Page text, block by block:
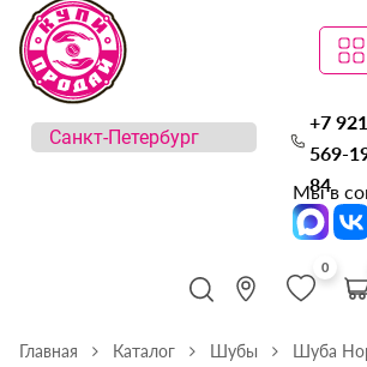
+7 921
569-
84
Мы в
0
Главная Каталог Шубы Шуба